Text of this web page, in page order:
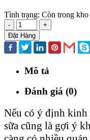
Tình trạng: Còn trong kho
-
+
Đặt Hàng
Mô tả
Đánh giá (0)
Nếu có ý định kinh
sữa cũng là gợi ý